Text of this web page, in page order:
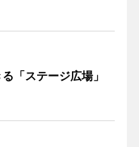
「ステージ広場」